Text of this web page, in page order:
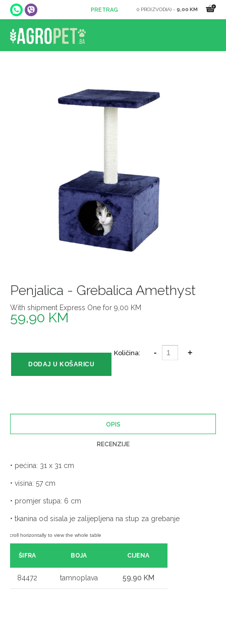
0 PROIZVOD(A) - 9,00 KM
Penjalica - Grebalica Amethyst
With shipment Express One for 9,00 KM
59,90 KM
Količina:
OPIS
RECENZIJE
• pećina: 31 x 31 cm
• visina: 57 cm
• promjer stupa: 6 cm
• tkanina od sisala je zalijepljena na stup za grebanje
ŠIFRA BOJA CIJENA
84472 tamnoplava 59,90 KM